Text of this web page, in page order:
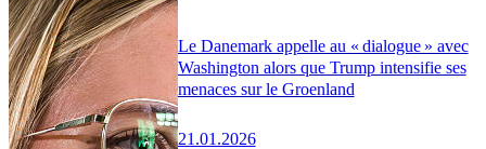
Le Danemark appelle au « dialogue » avec
Washington alors que Trump intensifie ses
menaces sur le Groenland
21.01.2026